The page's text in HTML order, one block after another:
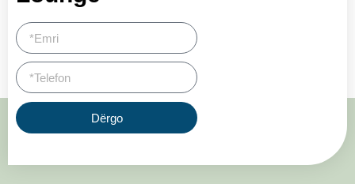
Dërgo